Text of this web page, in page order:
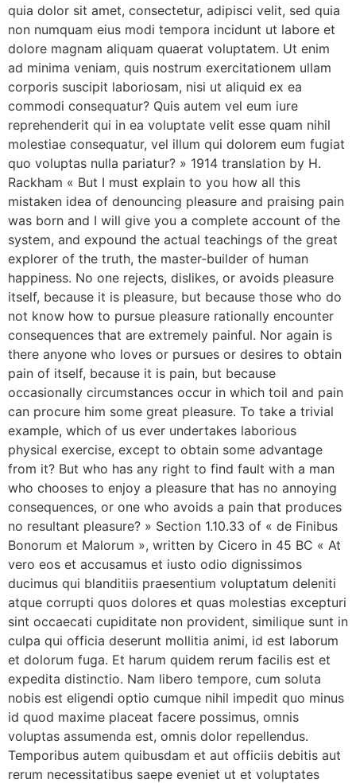
quia dolor sit amet, consectetur, adipisci velit, sed quia
non numquam eius modi tempora incidunt ut labore et
dolore magnam aliquam quaerat voluptatem. Ut enim
ad minima veniam, quis nostrum exercitationem ullam
corporis suscipit laboriosam, nisi ut aliquid ex ea
commodi consequatur? Quis autem vel eum iure
reprehenderit qui in ea voluptate velit esse quam nihil
molestiae consequatur, vel illum qui dolorem eum fugiat
quo voluptas nulla pariatur? » 1914 translation by H.
Rackham « But I must explain to you how all this
mistaken idea of denouncing pleasure and praising pain
was born and I will give you a complete account of the
system, and expound the actual teachings of the great
explorer of the truth, the master-builder of human
happiness. No one rejects, dislikes, or avoids pleasure
itself, because it is pleasure, but because those who do
not know how to pursue pleasure rationally encounter
consequences that are extremely painful. Nor again is
there anyone who loves or pursues or desires to obtain
pain of itself, because it is pain, but because
occasionally circumstances occur in which toil and pain
can procure him some great pleasure. To take a trivial
example, which of us ever undertakes laborious
physical exercise, except to obtain some advantage
from it? But who has any right to find fault with a man
who chooses to enjoy a pleasure that has no annoying
consequences, or one who avoids a pain that produces
no resultant pleasure? » Section 1.10.33 of « de Finibus
Bonorum et Malorum », written by Cicero in 45 BC « At
vero eos et accusamus et iusto odio dignissimos
ducimus qui blanditiis praesentium voluptatum deleniti
atque corrupti quos dolores et quas molestias excepturi
sint occaecati cupiditate non provident, similique sunt in
culpa qui officia deserunt mollitia animi, id est laborum
et dolorum fuga. Et harum quidem rerum facilis est et
expedita distinctio. Nam libero tempore, cum soluta
nobis est eligendi optio cumque nihil impedit quo minus
id quod maxime placeat facere possimus, omnis
voluptas assumenda est, omnis dolor repellendus.
Temporibus autem quibusdam et aut officiis debitis aut
rerum necessitatibus saepe eveniet ut et voluptates